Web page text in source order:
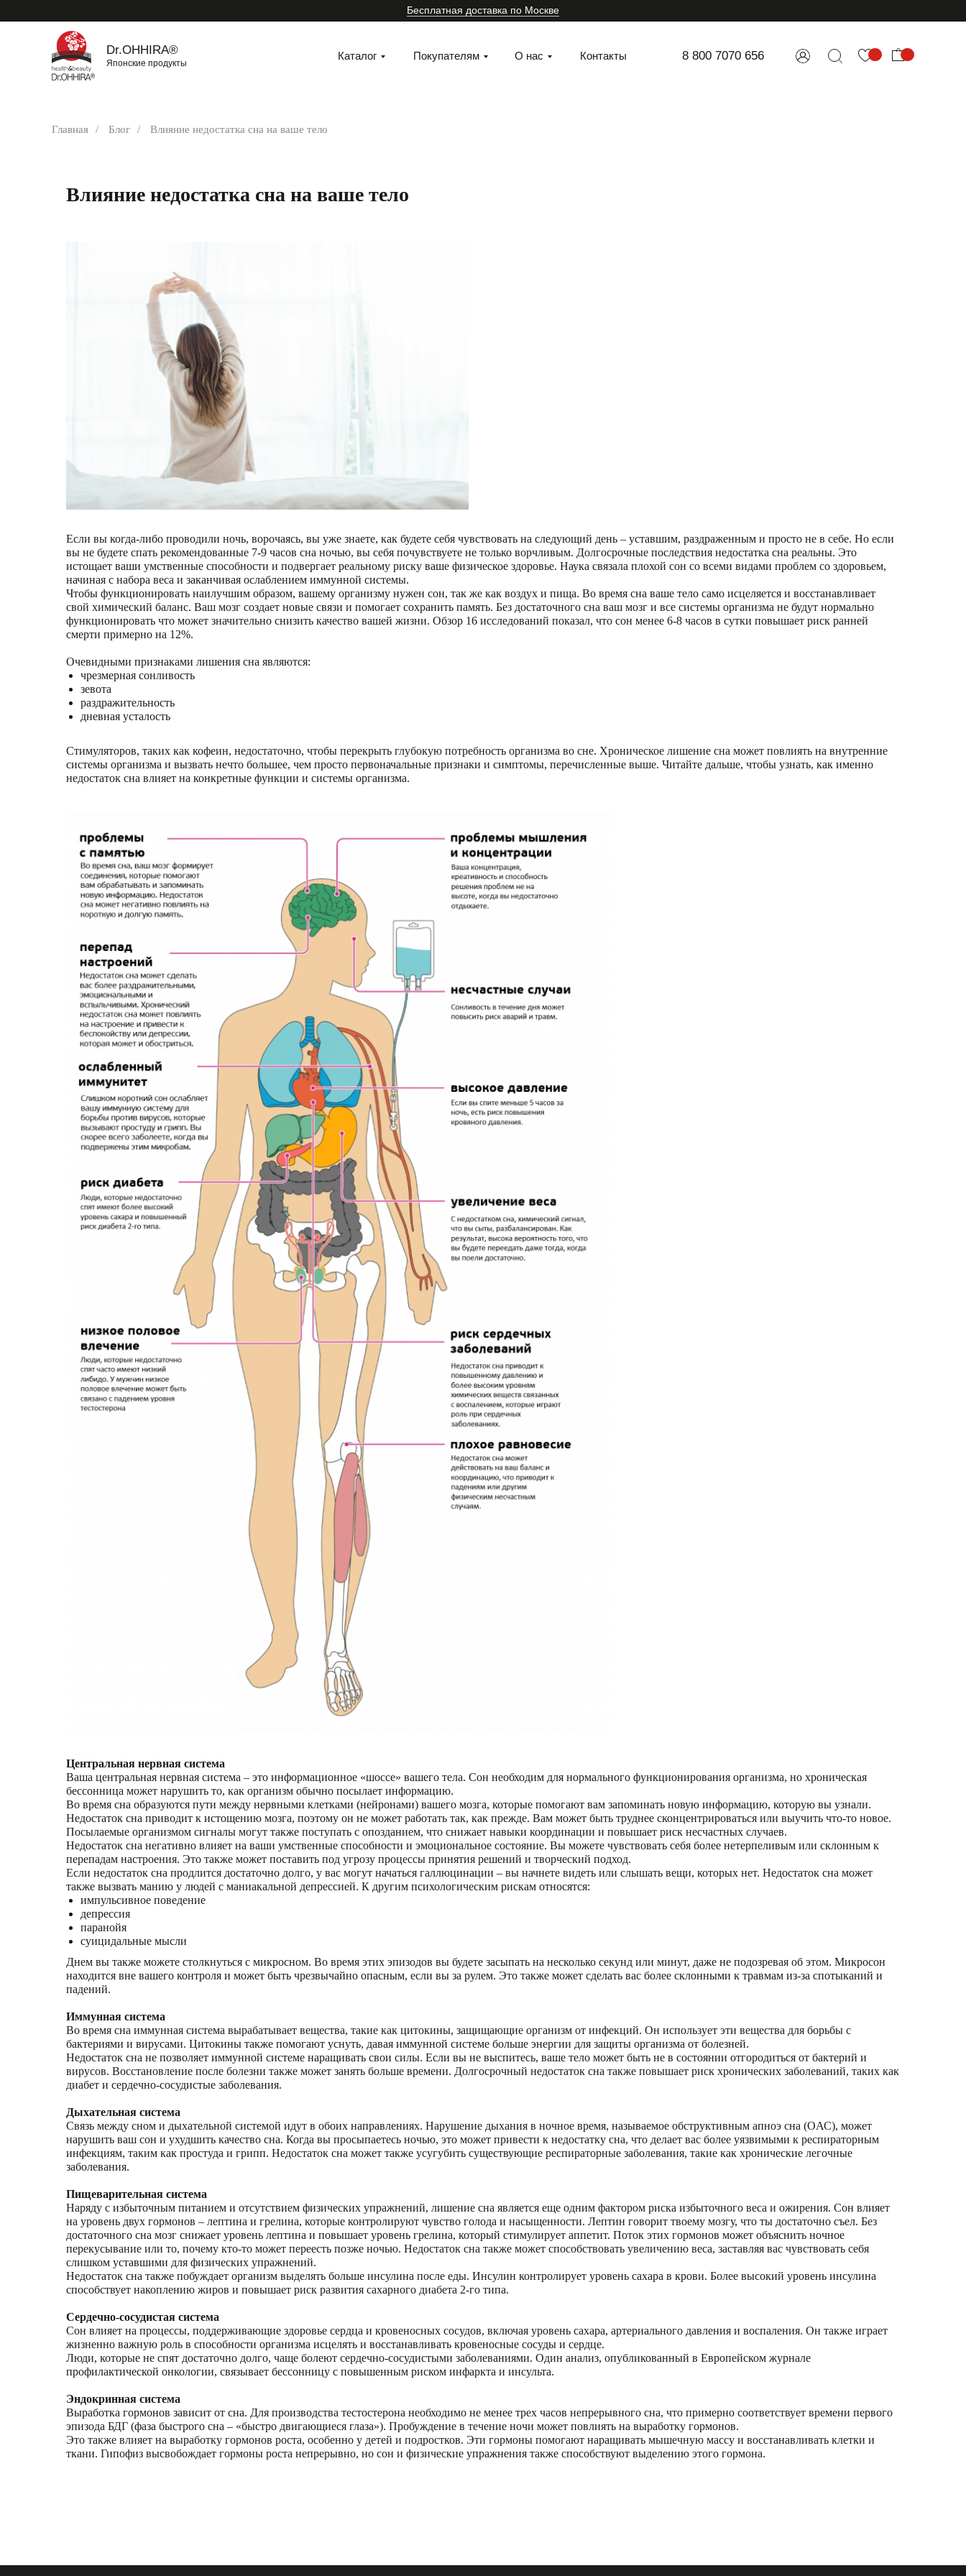
Бесплатная доставка по Москве
8 800 7070 656
Dr.OHHIRA® Каталог Покупателям О нас Контакты
Японские продукты
Главная / Блог / Влияние недостатка сна на ваше тело
Влияние недостатка сна на ваше тело
Если вы когда-либо проводили ночь, ворочаясь, вы уже знаете, как будете себя чувствовать на следующий день – уставшим, раздраженным и просто не в себе. Но если
вы не будете спать рекомендованные 7-9 часов сна ночью, вы себя почувствуете не только ворчливым. Долгосрочные последствия недостатка сна реальны. Это
истощает ваши умственные способности и подвергает реальному риску ваше физическое здоровье. Наука связала плохой сон со всеми видами проблем со здоровьем,
начиная с набора веса и заканчивая ослаблением иммунной системы.
Чтобы функционировать наилучшим образом, вашему организму нужен сон, так же как воздух и пища. Во время сна ваше тело само исцеляется и восстанавливает
свой химический баланс. Ваш мозг создает новые связи и помогает сохранить память. Без достаточного сна ваш мозг и все системы организма не будут нормально
функционировать что может значительно снизить качество вашей жизни. Обзор 16 исследований показал, что сон менее 6-8 часов в сутки повышает риск ранней
смерти примерно на 12%.
Очевидными признаками лишения сна являются:
чрезмерная сонливость
зевота
раздражительность
дневная усталость
Стимуляторов, таких как кофеин, недостаточно, чтобы перекрыть глубокую потребность организма во сне. Хроническое лишение сна может повлиять на внутренние
системы организма и вызвать нечто большее, чем просто первоначальные признаки и симптомы, перечисленные выше. Читайте дальше, чтобы узнать, как именно
недостаток сна влияет на конкретные функции и системы организма.
Центральная нервная система
Ваша центральная нервная система – это информационное «шоссе» вашего тела. Сон необходим для нормального функционирования организма, но хроническая
бессонница может нарушить то, как организм обычно посылает информацию.
Во время сна образуются пути между нервными клетками (нейронами) вашего мозга, которые помогают вам запоминать новую информацию, которую вы узнали.
Недостаток сна приводит к истощению мозга, поэтому он не может работать так, как прежде. Вам может быть труднее сконцентрироваться или выучить что-то новое.
Посылаемые организмом сигналы могут также поступать с опозданием, что снижает навыки координации и повышает риск несчастных случаев.
Недостаток сна негативно влияет на ваши умственные способности и эмоциональное состояние. Вы можете чувствовать себя более нетерпеливым или склонным к
перепадам настроения. Это также может поставить под угрозу процессы принятия решений и творческий подход.
Если недостаток сна продлится достаточно долго, у вас могут начаться галлюцинации – вы начнете видеть или слышать вещи, которых нет. Недостаток сна может
также вызвать манию у людей с маниакальной депрессией. К другим психологическим рискам относятся:
импульсивное поведение
депрессия
паранойя
суицидальные мысли
Днем вы также можете столкнуться с микросном. Во время этих эпизодов вы будете засыпать на несколько секунд или минут, даже не подозревая об этом. Микросон
находится вне вашего контроля и может быть чрезвычайно опасным, если вы за рулем. Это также может сделать вас более склонными к травмам из-за спотыканий и
падений.
Иммунная система
Во время сна иммунная система вырабатывает вещества, такие как цитокины, защищающие организм от инфекций. Он использует эти вещества для борьбы с
бактериями и вирусами. Цитокины также помогают уснуть, давая иммунной системе больше энергии для защиты организма от болезней.
Недостаток сна не позволяет иммунной системе наращивать свои силы. Если вы не выспитесь, ваше тело может быть не в состоянии отгородиться от бактерий и
вирусов. Восстановление после болезни также может занять больше времени. Долгосрочный недостаток сна также повышает риск хронических заболеваний, таких как
диабет и сердечно-сосудистые заболевания.
Дыхательная система
Связь между сном и дыхательной системой идут в обоих направлениях. Нарушение дыхания в ночное время, называемое обструктивным апноэ сна (OАС), может
нарушить ваш сон и ухудшить качество сна. Когда вы просыпаетесь ночью, это может привести к недостатку сна, что делает вас более уязвимыми к респираторным
инфекциям, таким как простуда и грипп. Недостаток сна может также усугубить существующие респираторные заболевания, такие как хронические легочные
заболевания.
Пищеварительная система
Наряду с избыточным питанием и отсутствием физических упражнений, лишение сна является еще одним фактором риска избыточного веса и ожирения. Сон влияет
на уровень двух гормонов – лептина и грелина, которые контролируют чувство голода и насыщенности. Лептин говорит твоему мозгу, что ты достаточно съел. Без
достаточного сна мозг снижает уровень лептина и повышает уровень грелина, который стимулирует аппетит. Поток этих гормонов может объяснить ночное
перекусывание или то, почему кто-то может переесть позже ночью. Недостаток сна также может способствовать увеличению веса, заставляя вас чувствовать себя
слишком уставшими для физических упражнений.
Недостаток сна также побуждает организм выделять больше инсулина после еды. Инсулин контролирует уровень сахара в крови. Более высокий уровень инсулина
способствует накоплению жиров и повышает риск развития сахарного диабета 2-го типа.
Сердечно-сосудистая система
Сон влияет на процессы, поддерживающие здоровье сердца и кровеносных сосудов, включая уровень сахара, артериального давления и воспаления. Он также играет
жизненно важную роль в способности организма исцелять и восстанавливать кровеносные сосуды и сердце.
Люди, которые не спят достаточно долго, чаще болеют сердечно-сосудистыми заболеваниями. Один анализ, опубликованный в Европейском журнале
профилактической онкологии, связывает бессонницу с повышенным риском инфаркта и инсульта.
Эндокринная система
Выработка гормонов зависит от сна. Для производства тестостерона необходимо не менее трех часов непрерывного сна, что примерно соответствует времени первого
эпизода БДГ (фаза быстрого сна – «быстро двигающиеся глаза»). Пробуждение в течение ночи может повлиять на выработку гормонов.
Это также влияет на выработку гормонов роста, особенно у детей и подростков. Эти гормоны помогают наращивать мышечную массу и восстанавливать клетки и
ткани. Гипофиз высвобождает гормоны роста непрерывно, но сон и физические упражнения также способствуют выделению этого гормона.